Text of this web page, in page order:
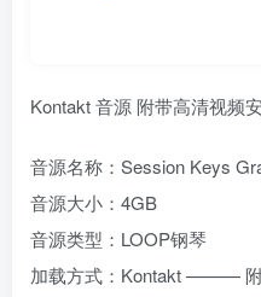
Kontakt 音源 附带高清
音源名称：Session Keys
音源大小：4GB
音源类型：LOOP钢琴
加载方式：Kontakt ——— 附